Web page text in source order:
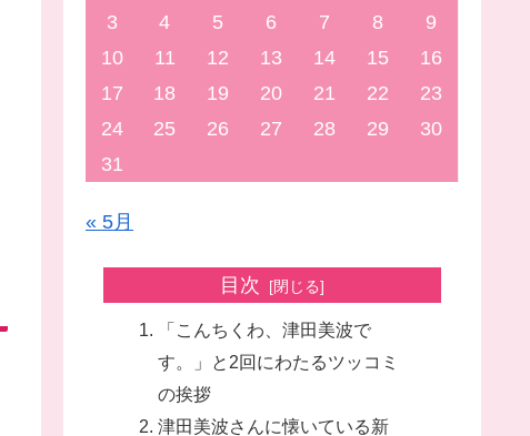
3
4 5 6 7 8
9
10
11 12 13 14 15
16
17
18 19 20 21 22
23
24
25 26 27 28 29
30
31
« 5月
目次
「こんちくわ、津田美波で
す。」と2回にわたるツッコミ
の挨拶
津田美波さんに懐いている新